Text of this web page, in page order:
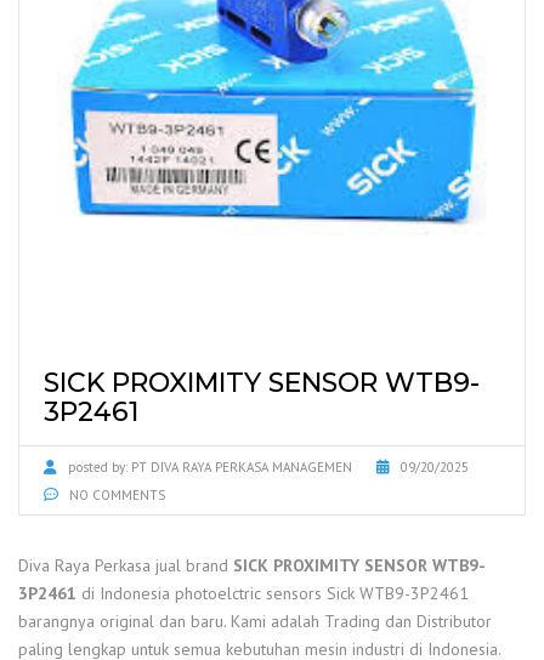
SICK PROXIMITY SENSOR WTB9-
3P2461
posted by: PT DIVA RAYA PERKASA MANAGEMEN
09/20/2025
NO COMMENTS
Diva Raya Perkasa jual brand SICK PROXIMITY SENSOR WTB9-
3P2461 di Indonesia photoelctric sensors Sick WTB9-3P2461
barangnya original dan baru. Kami adalah Trading dan Distributor
paling lengkap untuk semua kebutuhan mesin industri di Indonesia.